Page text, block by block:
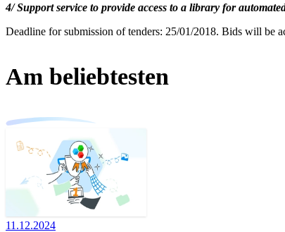
4/ Support service to provide access to a library for
Deadline for submission of tenders: 25/01/2018. Bids will be
Am beliebtesten
11.12.2024